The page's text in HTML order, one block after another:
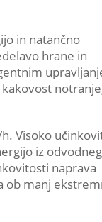
in natančno
hrane in
Visoko
iz
naprava
ob manj